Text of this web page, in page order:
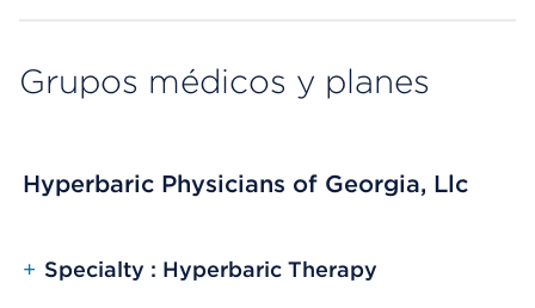
Grupos médicos y planes
Hyperbaric Physicians of Georgia, Llc
+ Specialty : Hyperbaric Therapy